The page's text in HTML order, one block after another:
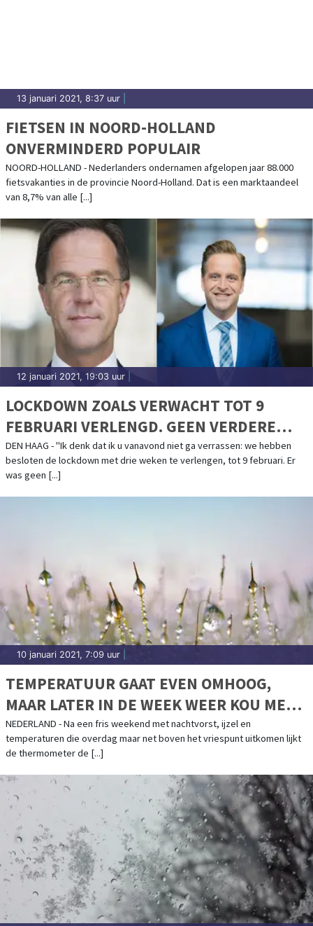
13 januari 2021, 8:37 uur
FIETSEN IN NOORD-HOLLAND
ONVERMINDERD POPULAIR
NOORD-HOLLAND - Nederlanders ondernamen afgelopen jaar 88.000
fietsvakanties in de provincie Noord-Holland. Dat is een marktaandeel
van 8,7% van alle [...]
12 januari 2021, 19:03 uur
LOCKDOWN ZOALS VERWACHT TOT 9
FEBRUARI VERLENGD. GEEN VERDERE
AANSCHERPINGEN
DEN HAAG - "Ik denk dat ik u vanavond niet ga verrassen: we hebben
besloten de lockdown met drie weken te verlengen, tot 9 februari. Er
was geen [...]
10 januari 2021, 7:09 uur
TEMPERATUUR GAAT EVEN OMHOOG,
MAAR LATER IN DE WEEK WEER KOU MET
WINTERSE NEERSLAG
NEDERLAND - Na een fris weekend met nachtvorst, ijzel en
temperaturen die overdag maar net boven het vriespunt uitkomen lijkt
de thermometer de [...]